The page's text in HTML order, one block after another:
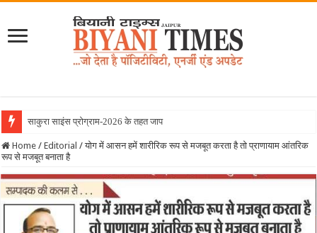
साकुरा साइंस प्रोग्राम-2026 के तहत जापान रवाना हु
Home / Editorial / योग में आसन हमें शारीरिक रूप से मजबूत करता है तो प्राणायाम आंतरिक
रूप से मजबूत बनाता है